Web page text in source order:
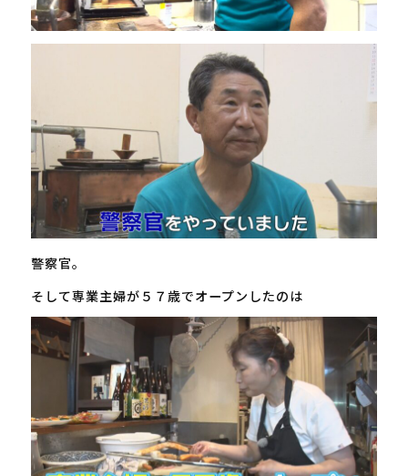
警察官。
そして専業主婦が５７歳でオープンしたのは